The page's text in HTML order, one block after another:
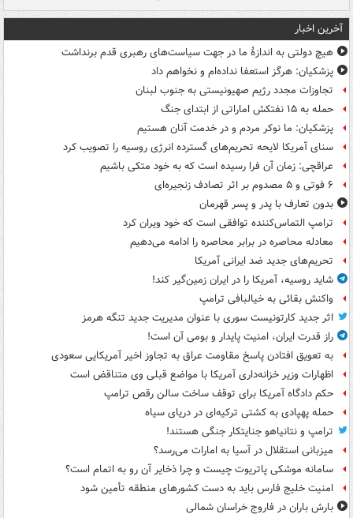
آخرین اخبار
هیچ دولتی به اندازۀ ما در جهت سیاست‌های رهبری قدم برنداشت
پزشکیان: هرگز استعفا نداده‌ام و نخواهم داد
تجاوزات مجدد رژیم صهیونیستی به جنوب لبنان
حمله به ۱۵ نفتکش‌ اماراتی از ابتدای جنگ
پزشکیان: ما نوکر مردم و در خدمت آنان هستیم
سنای آمریکا لایحه تحریم‌های گسترده انرژی روسیه را تصویب کرد
عراقچی: زمان آن فرا رسیده است که به خود متکی باشیم
۶ فوتی و ۵ مصدوم بر اثر تصادف زنجیره‌ای
بدون تعارف با پدر و پسر قهرمان
ترامپ التماس‌کننده توافقی است که خود ویران کرد
معادله محاصره در برابر محاصره را ادامه می‌دهیم
تحریم‌های جدید ضد ایرانی آمریکا
شاید روسیه، آمریکا را در ایران زمین‌گیر کند!
واکنش بقائی به خیالبافی ترامپ
اثر جدید کارتونیست سوری با عنوان مدیریت جدید تنگه هرمز
راز قدرت ایران، امنیت پایدار و بومی آن است!
به تعویق افتادن پاسخ مقاومت عراق به تجاوز اخیر آمریکایی سعودی
اظهارات وزیر خزانه‌داری آمریکا با مواضع قبلی وی متناقض است
حکم دادگاه آمریکا برای توقف ساخت سالن رقص ترامپ
حمله پهپادی به کشتی ترکیه‌ای در دریای سیاه
ترامپ و نتانیاهو جنایتکار جنگی هستند!
میزبانی استقلال در آسیا به امارات می‌رسد؟
سامانه موشکی پاتریوت چیست و چرا ذخایر آن رو به اتمام است؟
امنیت خلیج فارس باید به دست کشورهای منطقه تأمین شود
بارش باران در فاروج خراسان شمالی